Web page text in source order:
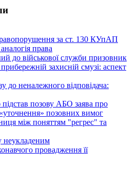
за ст. 130 КУпАП
права
до військової служби призовник
захисній смузі: аспект
до неналежного відповідача:
підстав позову АБО заява про
позовних вимог
між поняттям "регрес" та
неукладеним
провадження її